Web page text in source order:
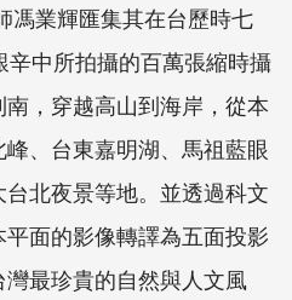
馮業輝匯集其在台歷時七
中所拍攝的百萬張縮時攝
，穿越高山到海岸，從本
、台東嘉明湖、馬祖藍眼
北夜景等地。並透過科文
面的影像轉譯為五面投影
最珍貴的自然與人文風